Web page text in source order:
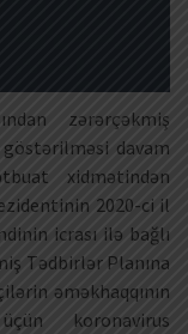
zərərçəkmiş
davam
xidmətindən
2020-ci il
icrası ilə bağlı
Tədbirlər Planına
əməkhaqqının
koronavirus